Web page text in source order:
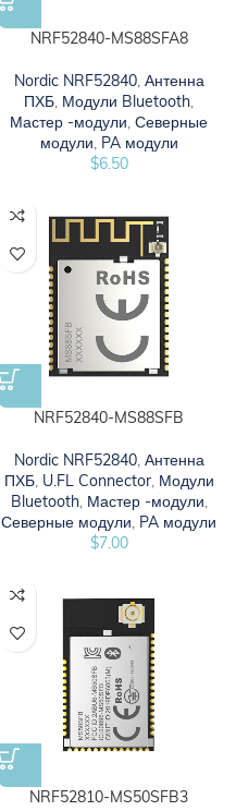
NRF52840-MS88SFA8
Nordic NRF52840, Антенна
ПХБ, Модули Bluetooth,
Мастер -модули, Северные
модули, PA модули
$6.50
NRF52840-MS88SFB
Nordic NRF52840, Антенна
ПХБ, U.FL Connector, Модули
Bluetooth, Мастер -модули,
Северные модули, PA модули
$7.00
NRF52810-MS50SFB3